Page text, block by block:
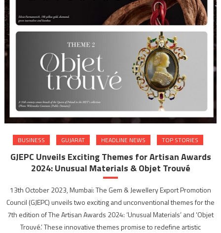
BUSINESS GUJARAT HEADLINE NEWS TOP STORIES
GJEPC Unveils Exciting Themes for Artisan Awards
2024: Unusual Materials & Objet Trouvé
13th October 2023, Mumbai: The Gem & Jewellery Export Promotion
Council (GJEPC) unveils two exciting and unconventional themes for the
7th edition of The Artisan Awards 2024: ‘Unusual Materials’ and ‘Objet
Trouvé.’ These innovative themes promise to redefine artistic